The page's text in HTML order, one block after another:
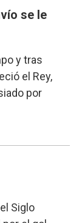
se le
y tras
el Rey,
por
Siglo